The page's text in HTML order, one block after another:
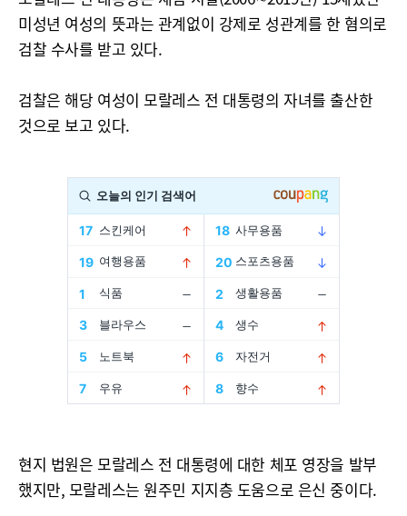
미성년 여성의 뜻과는 관계없이 강제로 성관계를 한 혐의로
검찰 수사를 받고 있다.
검찰은 해당 여성이 모랄레스 전 대통령의 자녀를 출산한
것으로 보고 있다.
현지 법원은 모랄레스 전 대통령에 대한 체포 영장을 발부
했지만, 모랄레스는 원주민 지지층 도움으로 은신 중이다.